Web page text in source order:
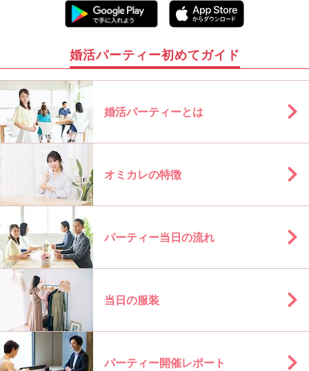
婚活パーティー初めてガイド
婚活パーティーとは
オミカレの特徴
パーティー当日の流れ
当日の服装
パーティー開催レポート